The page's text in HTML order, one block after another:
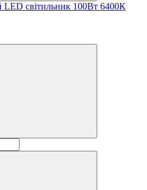
світильник 100Вт 6400К